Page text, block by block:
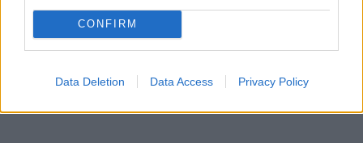
CONFIRM
Data Deletion Data Access Privacy Policy